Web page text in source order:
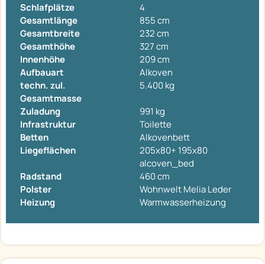
Schlafplätze
4
Gesamtlänge
855 cm
Gesamtbreite
232 cm
Gesamthöhe
327 cm
Innenhöhe
209 cm
Aufbauart
Alkoven
techn. zul.
Gesamtmasse
5.400 kg
Zuladung
991 kg
Infrastruktur
Toilette
Betten
Alkovenbett
Liegeflächen
205x80+ 195x80
alcoven_bed
Radstand
460 cm
Polster
Wohnwelt Melia Leder
Heizung
Warmwasserheizung